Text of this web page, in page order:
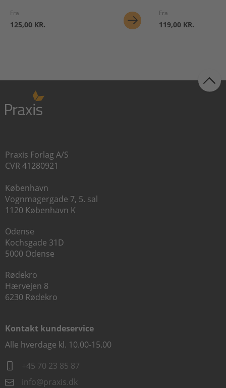
Fra
125,00 KR.
Fra
119,00 KR.
Praxis Forlag A/S
CVR 41280921
København
Vognmagergade 7, 5. sal
1120 København K
Odense
Kochsgade 31D
5000 Odense
Rødekro
Hærvejen 8
6230 Rødekro
Kontakt kundeservice
Alle hverdage kl. 10.00-15.00
+45 70 23 85 87
info@praxis.dk